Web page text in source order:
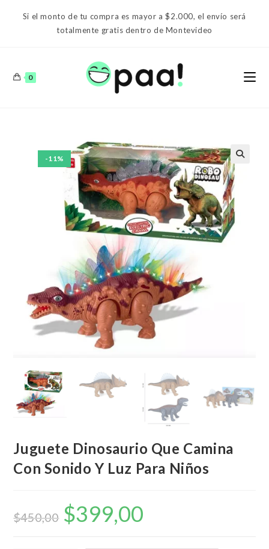
Si el monto de tu compra es mayor a $2.000, el envío será
totalmente gratis dentro de Montevideo
0
-11%
Juguete Dinosaurio Que Camina
Con Sonido Y Luz Para Niños
$450,00
El
precio
original
$399,00